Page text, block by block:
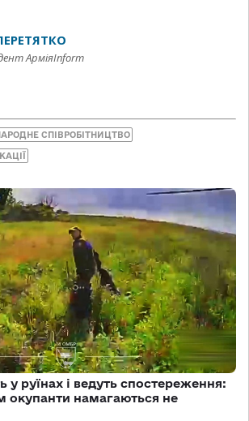
АрміяInform
СПІВРОБІТНИЦТВО
руїнах і ведуть спостереження:
окупанти намагаються не